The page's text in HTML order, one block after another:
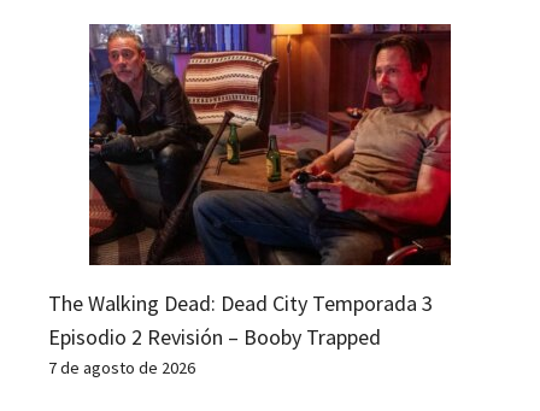
The Walking Dead: Dead City Temporada 3
Episodio 2 Revisión – Booby Trapped
7 de agosto de 2026